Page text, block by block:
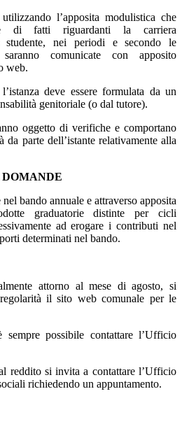
l’apposita modulistica che
di fatti riguardanti la carriera
studente, nei periodi e secondo le
comunicate con apposito
web.
deve essere formulata da un
genitoriale (o dal tutore).
oggetto di verifiche e comportano
da parte dell’istante relativamente alla
bando annuale e attraverso apposita
graduatorie distinte per cicli
ad erogare i contributi nel
determinati nel bando.
attorno al mese di agosto, si
il sito web comunale per le
possibile contattare l’Ufficio
reddito si invita a contattare l’Ufficio
richiedendo un appuntamento.